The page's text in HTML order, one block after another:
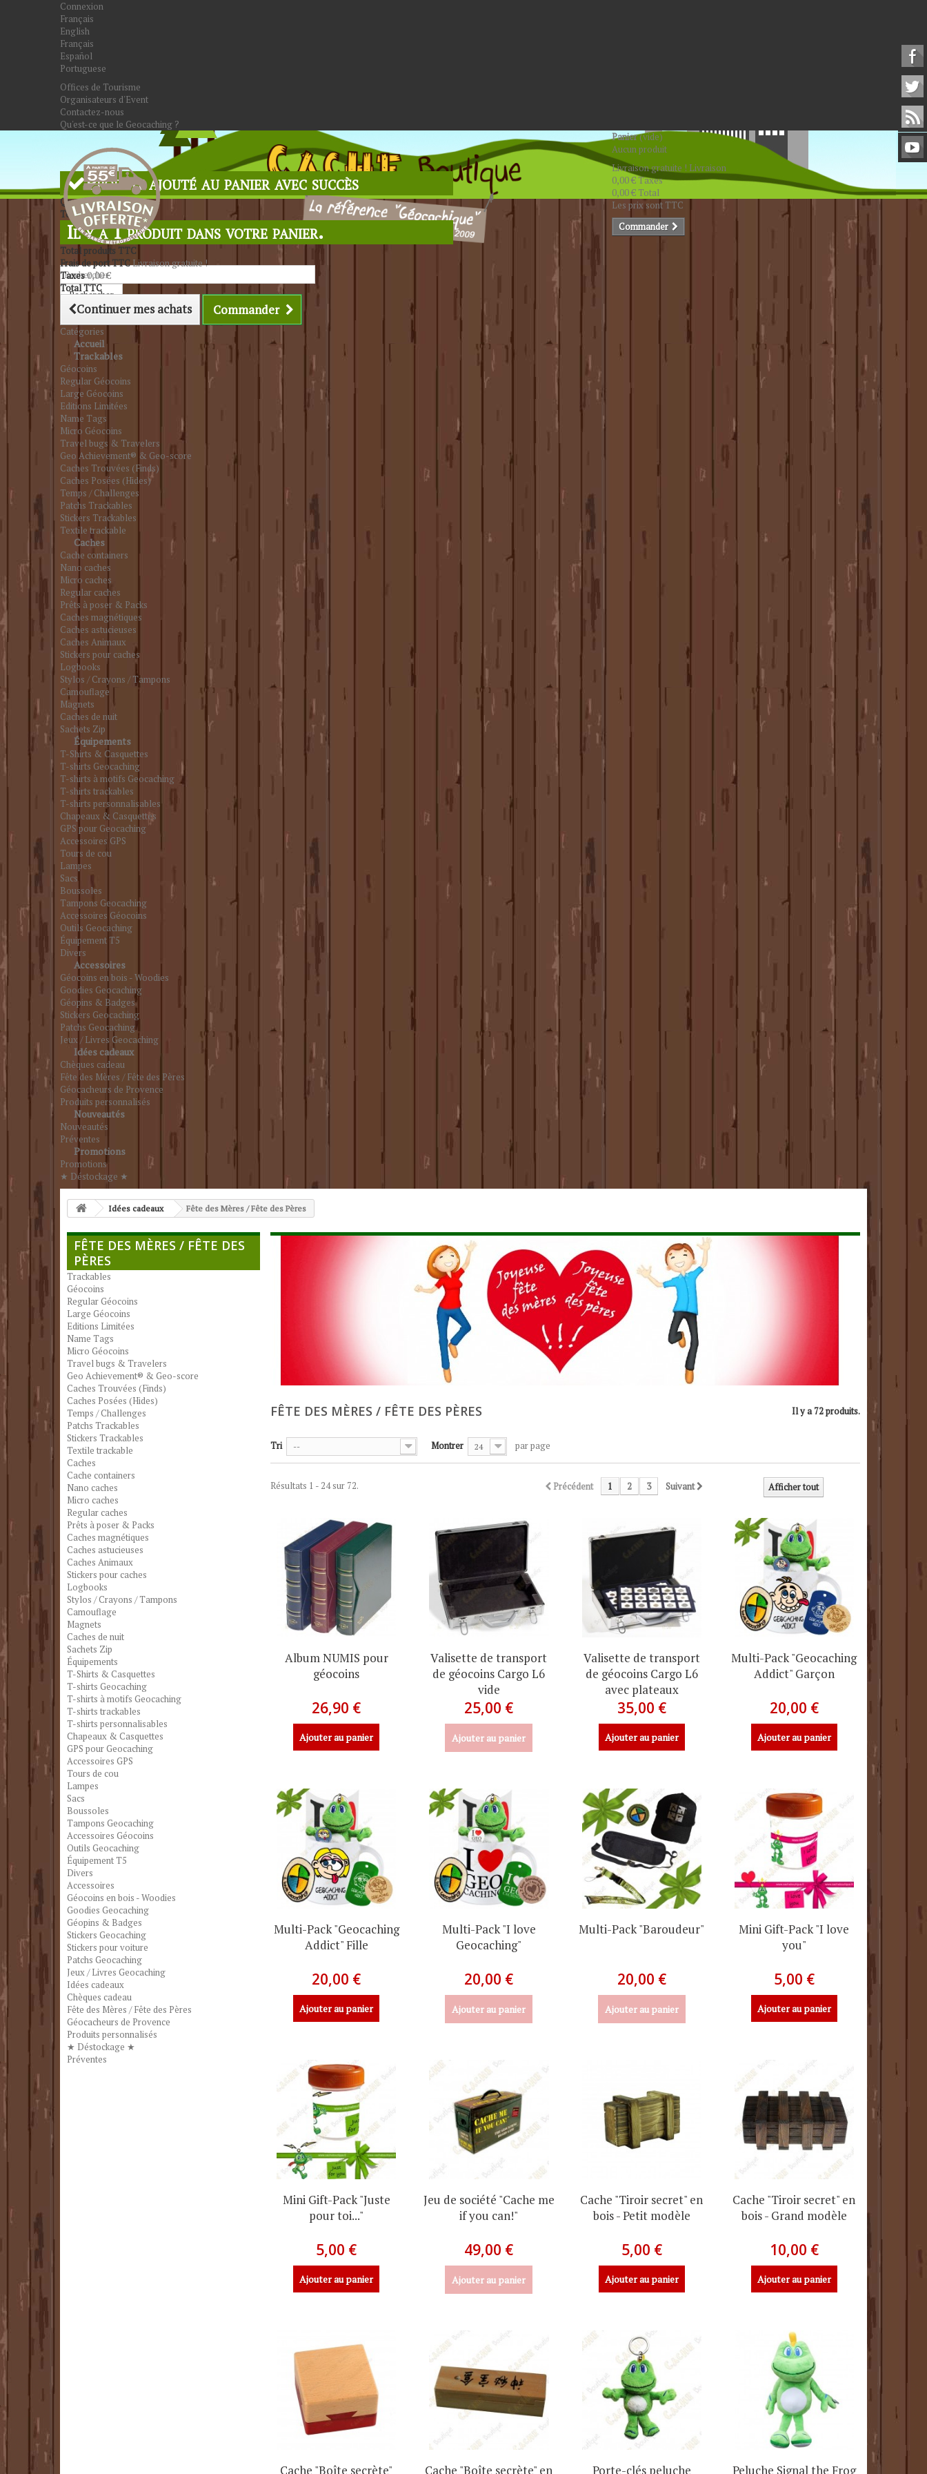
Connexion
Français
English
Français
Español
Portuguese
Offices de Tourisme
Organisateurs d'Event
Contactez-nous
Qu'est-ce que le Geocaching ?
Rechercher
Panier(vide)
Aucun produit
Livraison gratuite ! Livraison
0,00 €Taxes
0,00 € Total
Les prix sont TTC
Commander
Produit ajouté au panier avec succès
Quantité
Total
Il y a 1 produit dans votre panier.
Total produits TTC
Frais de port TTCLivraison gratuite !
Taxes0,00 €
Total TTC
Continuer mes achats Commander
Catégories
Accueil
Trackables
Géocoins
Regular Géocoins
Large Géocoins
Editions Limitées
Name Tags
Micro Géocoins
Travel bugs & Travelers
Geo Achievement® & Geo-score
Caches Trouvées (Finds)
Caches Posées (Hides)
Temps / Challenges
Patchs Trackables
Stickers Trackables
Textile trackable
Caches
Cache containers
Nano caches
Micro caches
Regular caches
Prêts à poser & Packs
Caches magnétiques
Caches astucieuses
Caches Animaux
Stickers pour caches
Logbooks
Stylos / Crayons / Tampons
Camouflage
Magnets
Caches de nuit
Sachets Zip
Équipements
T-Shirts & Casquettes
T-shirts Geocaching
T-shirts à motifs Geocaching
T-shirts trackables
T-shirts personnalisables
Chapeaux & Casquettes
GPS pour Geocaching
Accessoires GPS
Tours de cou
Lampes
Sacs
Boussoles
Tampons Geocaching
Accessoires Géocoins
Outils Geocaching
Équipement T5
Divers
Accessoires
Géocoins en bois - Woodies
Goodies Geocaching
Géopins & Badges
Stickers Geocaching
Patchs Geocaching
Jeux / Livres Geocaching
Idées cadeaux
Chèques cadeau
Fête des Mères / Fête des Pères
Géocacheurs de Provence
Produits personnalisés
Nouveautés
Nouveautés
Préventes
Promotions
Promotions
★ Déstockage ★
Idées cadeaux Fête des Mères / Fête des Pères
FÊTE DES MÈRES / FÊTE DES
PÈRES
Trackables
Géocoins
Regular Géocoins
Large Géocoins
Editions Limitées
Name Tags
Micro Géocoins
Travel bugs & Travelers
Geo Achievement® & Geo-score
Caches Trouvées (Finds)
Caches Posées (Hides)
Temps / Challenges
Patchs Trackables
Stickers Trackables
Textile trackable
Caches
Cache containers
Nano caches
Micro caches
Regular caches
Prêts à poser & Packs
Caches magnétiques
Caches astucieuses
Caches Animaux
Stickers pour caches
Logbooks
Stylos / Crayons / Tampons
Camouflage
Magnets
Caches de nuit
Sachets Zip
Équipements
T-Shirts & Casquettes
T-shirts Geocaching
T-shirts à motifs Geocaching
T-shirts trackables
T-shirts personnalisables
Chapeaux & Casquettes
GPS pour Geocaching
Accessoires GPS
Tours de cou
Lampes
Sacs
Boussoles
Tampons Geocaching
Accessoires Géocoins
Outils Geocaching
Équipement T5
Divers
Accessoires
Géocoins en bois - Woodies
Goodies Geocaching
Géopins & Badges
Stickers Geocaching
Stickers pour voiture
Patchs Geocaching
Jeux / Livres Geocaching
Idées cadeaux
Chèques cadeau
Fête des Mères / Fête des Pères
Géocacheurs de Provence
Produits personnalisés
★ Déstockage ★
Préventes
FÊTE DES MÈRES / FÊTE DES PÈRES Il y a 72 produits.
Tri -- Montrer 24 par page
Afficher tout
Précédent 1 2 3 Suivant
Résultats 1 - 24 sur 72.
Album NUMIS pour
géocoins
26,90 €
Ajouter au panier
Valisette de transport
de géocoins Cargo L6
vide
25,00 €
Ajouter au panier
Valisette de transport
de géocoins Cargo L6
avec plateaux
35,00 €
Ajouter au panier
Multi-Pack "Geocaching
Addict" Garçon
20,00 €
Ajouter au panier
Multi-Pack "Geocaching
Addict" Fille
20,00 €
Ajouter au panier
Multi-Pack "I love
Geocaching"
20,00 €
Ajouter au panier
Multi-Pack "Baroudeur"
20,00 €
Ajouter au panier
Mini Gift-Pack "I love
you"
5,00 €
Ajouter au panier
Mini Gift-Pack "Juste
pour toi..."
5,00 €
Ajouter au panier
Jeu de société "Cache me
if you can!"
49,00 €
Ajouter au panier
Cache "Tiroir secret" en
bois - Petit modèle
5,00 €
Ajouter au panier
Cache "Tiroir secret" en
bois - Grand modèle
10,00 €
Ajouter au panier
Cache "Boîte secrète" Cache "Boîte secrète" en Porte-clés peluche Peluche Signal the Frog